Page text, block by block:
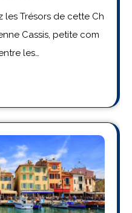
les Trésors de cette Ch
Cassis, petite com
les…